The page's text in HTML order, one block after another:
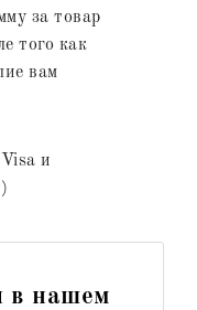
за товар
того как
вам
и
в нашем